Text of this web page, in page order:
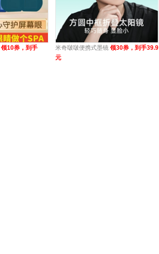
领10券，到手
米奇啵啵便携式墨镜 领30券，到手39.9
元